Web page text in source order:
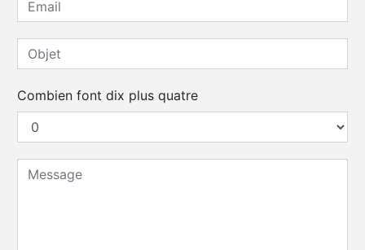
Combien font dix plus quatre